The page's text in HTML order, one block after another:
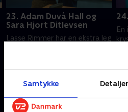
Samtykke Detaljer
23. Adam Duvå Hall og
Sara Hjort Ditlevsen
Lasse Rimmer har en ekstra leg
nem. .
13. september 2023 • 29 min
14.
Andre så også